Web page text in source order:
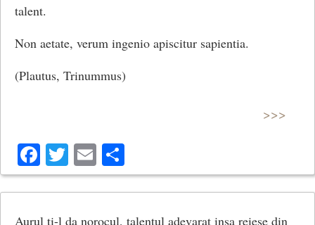
talent.
Non aetate, verum ingenio apiscitur sapientia.
(Plautus, Trinummus)
>>>
Facebook
Twitter
Email
Aurul ti-l da norocul, talentul adevarat insa reiese din